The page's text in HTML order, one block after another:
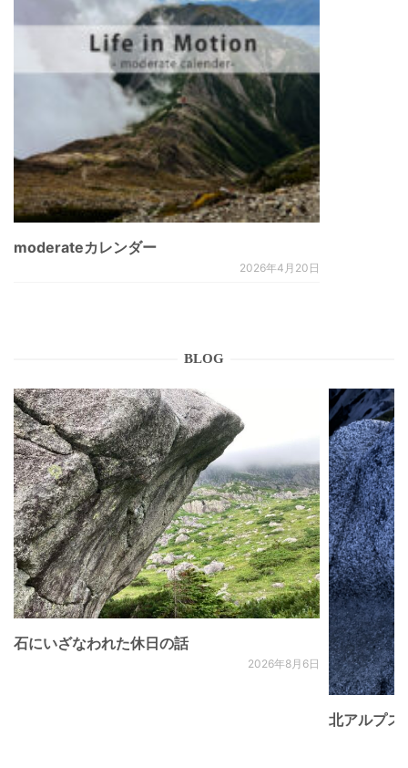
moderateカレンダー
2026年4月20日
BLOG
石にいざなわれた休日の話
2026年8月6日
北アルプ